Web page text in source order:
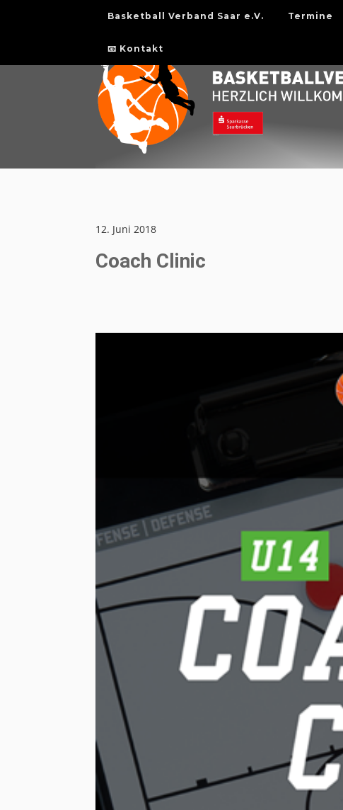
Basketball Verband Saar e.V. Termine
📧 Kontakt
12. Juni 2018
Coach Clinic